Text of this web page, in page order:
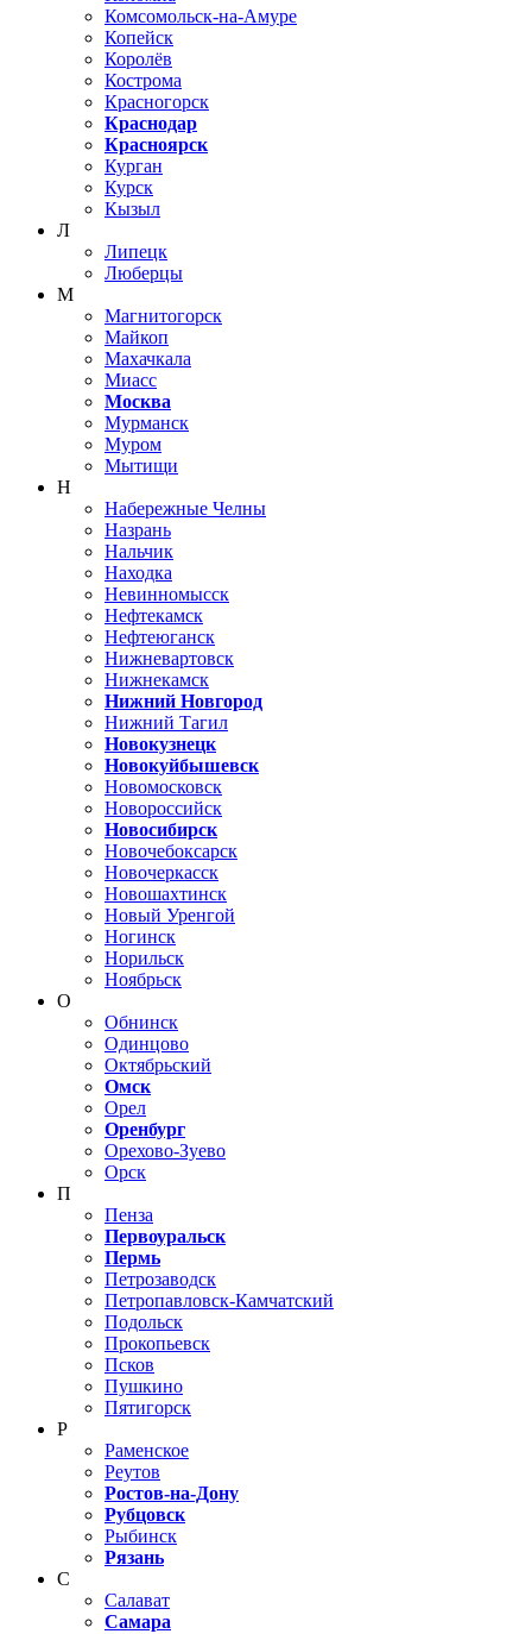
Комсомольск-на-Амуре
Копейск
Королёв
Кострома
Красногорск
Краснодар
Красноярск
Курган
Курск
Кызыл
Л
Липецк
Люберцы
М
Магнитогорск
Майкоп
Махачкала
Миасс
Москва
Мурманск
Муром
Мытищи
Н
Набережные Челны
Назрань
Нальчик
Находка
Невинномысск
Нефтекамск
Нефтеюганск
Нижневартовск
Нижнекамск
Нижний Новгород
Нижний Тагил
Новокузнецк
Новокуйбышевск
Новомосковск
Новороссийск
Новосибирск
Новочебоксарск
Новочеркасск
Новошахтинск
Новый Уренгой
Ногинск
Норильск
Ноябрьск
О
Обнинск
Одинцово
Октябрьский
Омск
Орел
Оренбург
Орехово-Зуево
Орск
П
Пенза
Первоуральск
Пермь
Петрозаводск
Петропавловск-Камчатский
Подольск
Прокопьевск
Псков
Пушкино
Пятигорск
Р
Раменское
Реутов
Ростов-на-Дону
Рубцовск
Рыбинск
Рязань
С
Салават
Самара